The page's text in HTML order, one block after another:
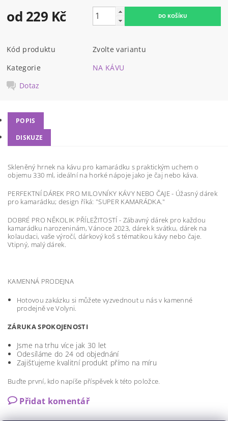
od 229 Kč
Kód produktu
Zvolte variantu
Kategorie
NA KÁVU
Dotaz
POPIS
DISKUZE
Skleněný hrnek na kávu pro kamarádku s praktickým uchem o
objemu 330 ml, ideální na horké nápoje jako je čaj nebo káva.
PERFEKTNÍ DÁREK PRO MILOVNÍKY KÁVY NEBO ČAJE - Úžasný dárek
pro kamarádku; design říká: "SUPER KAMARÁDKA."
DOBRÉ PRO NĚKOLIK PŘÍLEŽITOSTÍ - Zábavný dárek pro každou
kamarádku narozeninám, Vánoce 2023, dárek k svátku, dárek na
kolaudaci, vaše výročí, dárkový koš s tématikou kávy nebo čaje.
Vtipný, malý dárek.
KAMENNÁ PRODEJNA
Hotovou zakázku si můžete vyzvednout u nás v kamenné
prodejně ve Volyni.
ZÁRUKA SPOKOJENOSTI
Jsme na trhu více jak 30 let
Odesíláme do 24 od objednání
Zajišťujeme kvalitní produkt přímo na míru
Buďte první, kdo napíše příspěvek k této položce.
Přidat komentář